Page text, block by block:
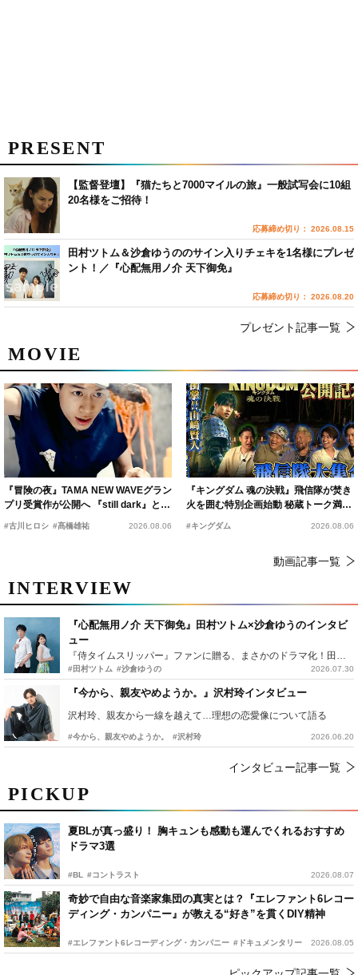
PICKUP
夏BLが真っ盛り！ 胸キュンも感動も運んでくれるおすすめ
ドラマ3選
#BL #コントラスト 2026.08.07
奇妙で自由な音楽家集団の真実とは？『エレファント6レコー
ディング・カンパニー』が教える“好き”を貫くDIY精神
#エレファント6レコーディング・カンパニー #ドキュメンタリー 2026.08.05
MOVIE
『冒険の夜』TAMA NEW WAVEグラン
プリ受賞作が公開へ 『still dark』と同
時上映決定
#古川ヒロシ #髙橋雄祐 2026.08.06
『キングダム 魂の決戦』飛信隊が焚き
火を囲む特別企画始動 秘蔵トーク満載
の“キングダムキャンプ”開催
#キングダム 2026.08.06
動画記事一覧
INTERVIEW
『心配無用ノ介 天下御免』田村ツトム×沙倉ゆうのインタビ
ュー
#田村ツトム #沙倉ゆうの 2026.07.30
『今から、親友やめようか。』沢村玲インタビュー
沢村玲、親友から一線を越えて…理想の恋愛像について語る
#今から、親友やめようか。 #沢村玲 2026.06.20
インタビュー記事一覧
PRESENT
【監督登壇】『猫たちと7000マイルの旅』一般試写会に10組
20名様をご招待！
応募締め切り： 2026.08.15
田村ツトム＆沙倉ゆうののサイン入りチェキを1名様にプレゼ
ント！／『心配無用ノ介 天下御免』
応募締め切り： 2026.08.20
プレゼント記事一覧